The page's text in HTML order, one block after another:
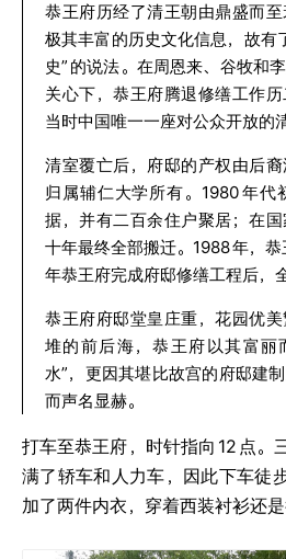
恭王府历经了清王朝由鼎盛而
极其丰富的历史文化信息，故有
史” 的说法。在周恩来、谷牧和
关心下，恭王府腾退修缮工作
当时中国唯一一座对公众开放的
清室覆亡后，府邸的产权由后裔
归属辅仁大学所有。1980年代
据，并有二百余住户聚居；在
十年最终全部搬迁。1988年，
年恭王府完成府邸修缮工程后，
恭王府府邸堂皇庄重，花园优
堆的前后海，恭王府以其富丽
水”，更因其堪比故宫的府邸建
而声名显赫。
打车至恭王府，时针指向 12 点。
满了轿车和人力车，因此下车徒
加了两件内衣，穿着西装衬衫还是